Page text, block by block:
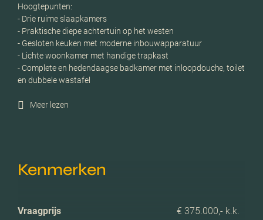
Hoogtepunten:
- Drie ruime slaapkamers
- Praktische diepe achtertuin op het westen
- Gesloten keuken met moderne inbouwapparatuur
- Lichte woonkamer met handige trapkast
- Complete en hedendaagse badkamer met inloopdouche, toilet
en dubbele wastafel
Meer lezen
Kenmerken
Vraagprijs € 375.000,- k.k.